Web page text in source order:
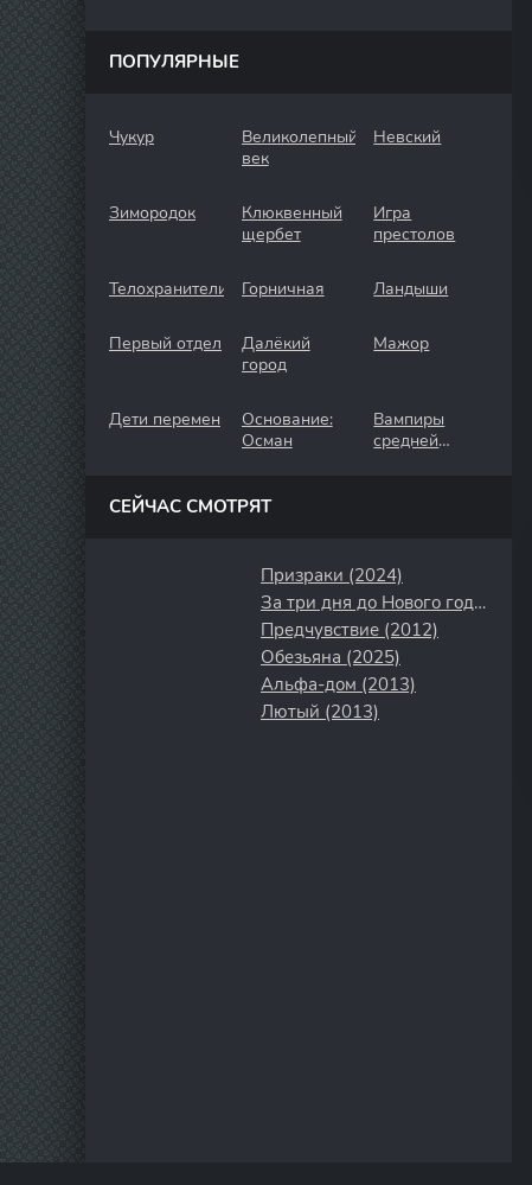
ПОПУЛЯРНЫЕ
Чукур
Великолепный
век
Невский
Зимородок
Клюквенный
щербет
Игра
престолов
Телохранители Горничная Ландыши
Первый отдел
Далёкий
город
Мажор
Дети перемен
Основание:
Осман
Вампиры
средней
СЕЙЧАС СМОТРЯТ
Призраки (2024)
За три дня до Нового года (2022)
Предчувствие (2012)
Обезьяна (2025)
Альфа-дом (2013)
Лютый (2013)